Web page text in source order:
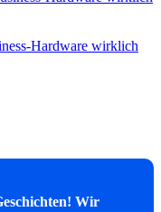
Hardware wirklich
Wir